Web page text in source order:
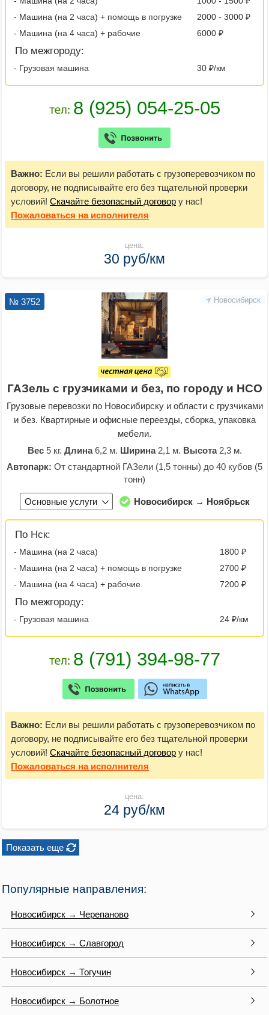
- Машина (на 2 часа) + помощь в погрузке
2000 - 3000 ₽
- Машина (на 4 часа) + рабочие
6000 ₽
По межгороду:
- Грузовая машина 30 ₽/км
Важно: Если вы решили работать с грузоперевозчиком по
договору, не подписывайте его без тщательной проверки
условий! Скачайте безопасный договор у нас!
Пожаловаться на исполнителя
цена:
30 руб/км
Новосибирск
№ 3752
ГАЗель с грузчиками и без, по городу и НСО
Грузовые перевозки по Новосибирску и области с грузчиками
и без. Квартирные и офисные переезды, сборка, упаковка
мебели.
Вес5 кг. Длина6,2 м. Ширина2,1 м. Высота2,3 м.
Автопарк: От стандартной ГАЗели (1,5 тонны) до 40 кубов (5
тонн)
Основные услуги Новосибирск → Ноябрьск
По Нск:
- Машина (на 2 часа)
1800 ₽
- Машина (на 2 часа) + помощь в погрузке
2700 ₽
- Машина (на 4 часа) + рабочие
7200 ₽
По межгороду:
- Грузовая машина 24 ₽/км
Важно: Если вы решили работать с грузоперевозчиком по
договору, не подписывайте его без тщательной проверки
условий! Скачайте безопасный договор у нас!
Пожаловаться на исполнителя
цена:
24 руб/км
Показать еще
Популярные направления:
Новосибирск → Черепаново
Новосибирск → Славгород
Новосибирск → Тогучин
Новосибирск → Болотное